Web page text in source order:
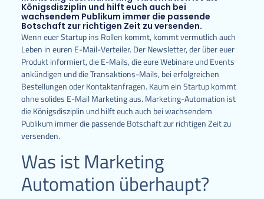
Königsdisziplin und hilft euch auch bei
wachsendem Publikum immer die passende
Botschaft zur richtigen Zeit zu versenden.
Wenn euer Startup ins Rollen kommt, kommt vermutlich auch
Leben in euren E-Mail-Verteiler. Der Newsletter, der über euer
Produkt informiert, die E-Mails, die eure Webinare und Events
ankündigen und die Transaktions-Mails, bei erfolgreichen
Bestellungen oder Kontaktanfragen. Kaum ein Startup kommt
ohne solides E-Mail Marketing aus. Marketing-Automation ist
die Königsdisziplin und hilft euch auch bei wachsendem
Publikum immer die passende Botschaft zur richtigen Zeit zu
versenden.
Was ist Marketing
Automation überhaupt?